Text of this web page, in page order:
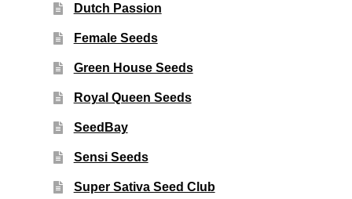
Dutch Passion
Female Seeds
Green House Seeds
Royal Queen Seeds
SeedBay
Sensi Seeds
Super Sativa Seed Club